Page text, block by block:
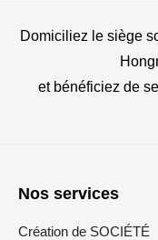
Domiciliez le siège
et bénéficiez de
Nos services
Création de SOCIÉTÉ